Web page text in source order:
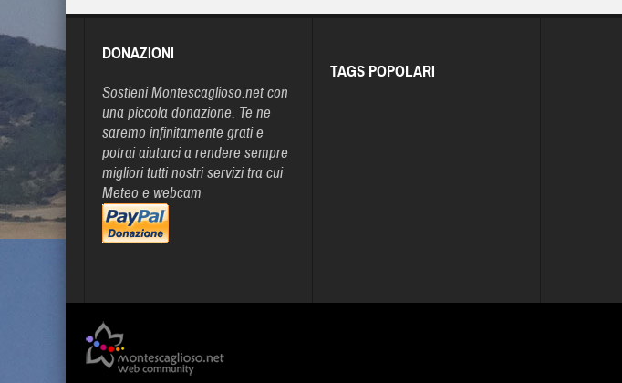
DONAZIONI
Sostieni Montescaglioso.net con
una piccola donazione. Te ne
saremo infinitamente grati e
potrai aiutarci a rendere sempre
migliori tutti nostri servizi tra cui
Meteo e webcam
TAGS POPOLARI